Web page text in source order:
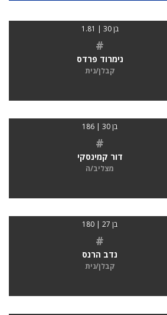
בן 30 | 1.81
#
נימרוד פרדס
קבלן/נית
בן 30 | 186
#
דור קמינסקי
מצליב/ה
בן 27 | 180
#
נדב הרנס
קבלן/נית